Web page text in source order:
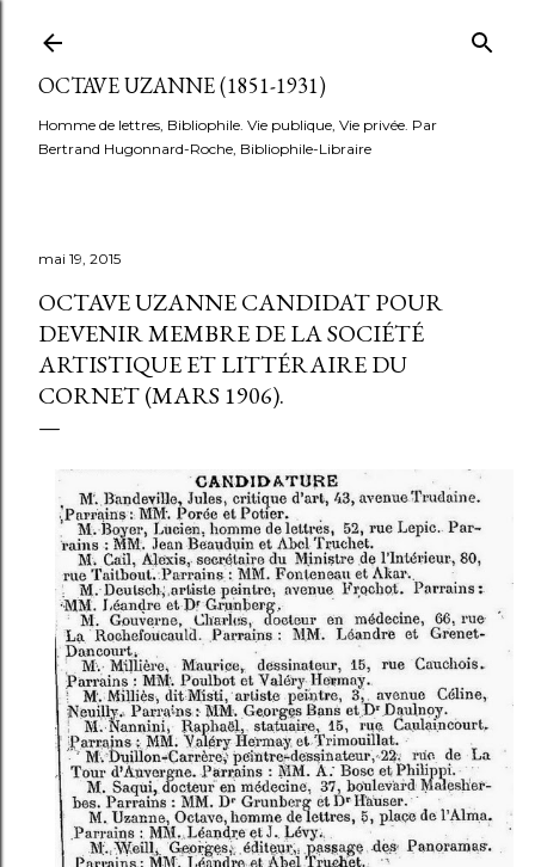
OCTAVE UZANNE (1851-1931)
Homme de lettres, Bibliophile. Vie publique, Vie privée. Par
Bertrand Hugonnard-Roche, Bibliophile-Libraire
mai 19, 2015
OCTAVE UZANNE CANDIDAT POUR
DEVENIR MEMBRE DE LA SOCIÉTÉ
ARTISTIQUE ET LITTÉRAIRE DU
CORNET (MARS 1906).